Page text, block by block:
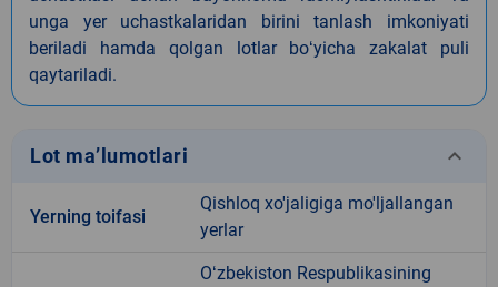
unga yer uchastkalaridan birini tanlash imkoniyati
beriladi hamda qolgan lotlar boʻyicha zakalat puli
qaytariladi.
Lot ma’lumotlari keyboard_arrow_down
Yerning toifasi
Qishloq xo'jaligiga mo'ljallangan
yerlar
Oʻzbekiston Respublikasining